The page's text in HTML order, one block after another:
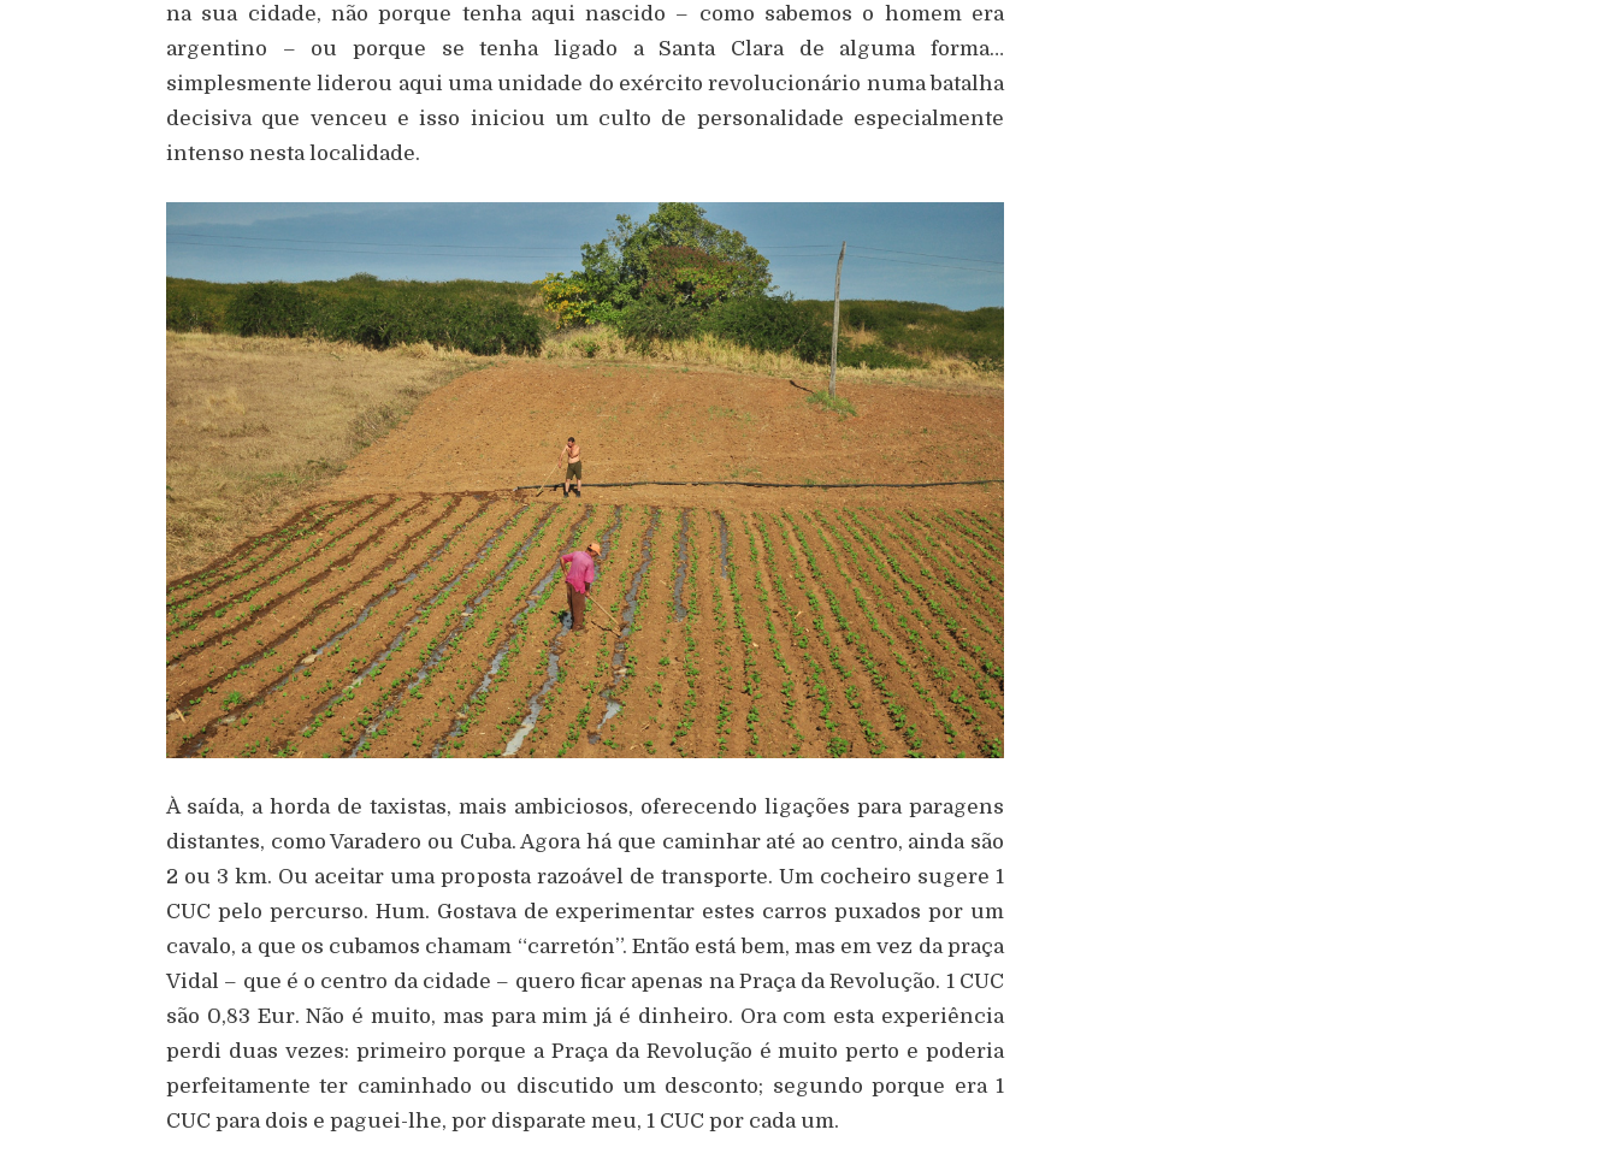
na sua cidade, não porque tenha aqui nascido – como sabemos o homem era
argentino – ou porque se tenha ligado a Santa Clara de alguma forma…
simplesmente liderou aqui uma unidade do exército revolucionário numa batalha
decisiva que venceu e isso iniciou um culto de personalidade especialmente
intenso nesta localidade.
À saída, a horda de taxistas, mais ambiciosos, oferecendo ligações para paragens
distantes, como Varadero ou Cuba. Agora há que caminhar até ao centro, ainda são
2 ou 3 km. Ou aceitar uma proposta razoável de transporte. Um cocheiro sugere 1
CUC pelo percurso. Hum. Gostava de experimentar estes carros puxados por um
cavalo, a que os cubamos chamam “carretón”. Então está bem, mas em vez da praça
Vidal – que é o centro da cidade – quero ficar apenas na Praça da Revolução. 1 CUC
são 0,83 Eur. Não é muito, mas para mim já é dinheiro. Ora com esta experiência
perdi duas vezes: primeiro porque a Praça da Revolução é muito perto e poderia
perfeitamente ter caminhado ou discutido um desconto; segundo porque era 1
CUC para dois e paguei-lhe, por disparate meu, 1 CUC por cada um.